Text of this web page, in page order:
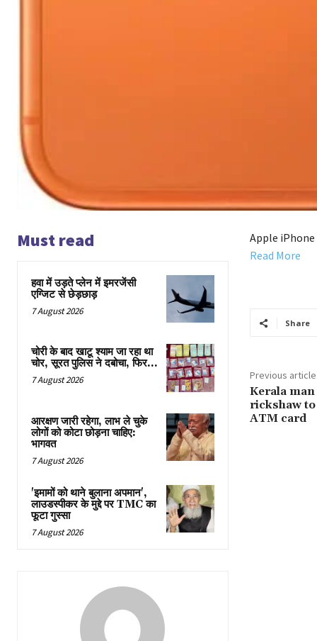
Must read
हवा में उड़ते प्लेन में इमरजेंसी
एग्जिट से छेड़छाड़
7 August 2026
चोरी के बाद खाटू श्याम जा रहा था
चोर, सूरत पुलिस ने दबोचा, फिर…
7 August 2026
आरक्षण जारी रहेगा, लाभ ले चुके
लोगों को कोटा छोड़ना चाहिए:
भागवत
7 August 2026
'इमामों को थाने बुलाना अपमान',
लाउडस्पीकर के मुद्दे पर TMC का
फूटा गुस्सा
7 August 2026
Apple
Read More
Share
Previous article
Kerala
rickshaw
ATM card